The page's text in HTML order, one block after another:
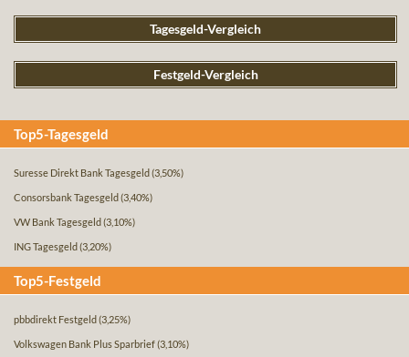
Tagesgeld-Vergleich
Festgeld-Vergleich
Top5-Tagesgeld
Suresse Direkt Bank Tagesgeld (3,50%)
Consorsbank Tagesgeld (3,40%)
VW Bank Tagesgeld (3,10%)
ING Tagesgeld (3,20%)
Top5-Festgeld
pbbdirekt Festgeld (3,25%)
Volkswagen Bank Plus Sparbrief(3,10%)